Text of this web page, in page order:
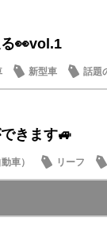
👀vol.1
新型車 話題
きます🚙
車）
リーフ
車